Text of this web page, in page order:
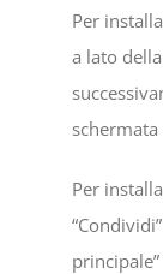
Per
a lato
Per
principale”